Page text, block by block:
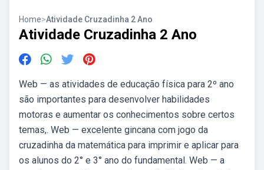
Home>Atividade Cruzadinha 2 Ano
Atividade Cruzadinha 2 Ano
Web — as atividades de educação física para 2º ano
são importantes para desenvolver habilidades
motoras e aumentar os conhecimentos sobre certos
temas,. Web — excelente gincana com jogo da
cruzadinha da matemática para imprimir e aplicar para
os alunos do 2° e 3° ano do fundamental. Web — a